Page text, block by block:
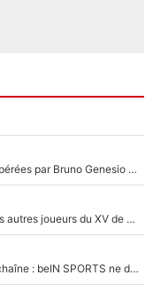
Plus de 100M€ pour l'OM : Voici les recrues espérées par Bruno Genesio et Grégory Lorenzi après l’opération dégraissage
Thomas Ramos ne sera pas le seul à partir : Ces autres joueurs du XV de France pourraient aussi quitter le Stade Toulousain, un club de Top 14 est déjà sur les rangs
Kylian Mbappé et Lamine Yamal changent de chaîne : beIN SPORTS ne digère pas cette décision historique et prédit un fiasco pour la Liga